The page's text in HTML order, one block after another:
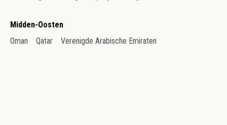
Midden-Oosten
Oman
Qatar Verenigde Arabische Emiraten